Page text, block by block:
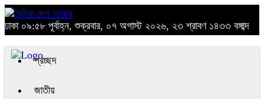
ঢাকা ০৯:৫৮ পূর্বাহ্ন, শুক্রবার, ০৭ অগাস্ট ২০২৬, ২৩ শ্রাবণ ১৪৩৩ বঙ্গাব্দ
প্রচ্ছদ
জাতীয়